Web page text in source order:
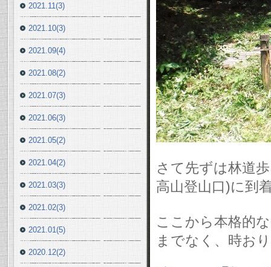
さて先ずは林道
高山登山口)に到
ここから本格的
までなく、時お
2021.11(3)
2021.10(3)
2021.09(4)
2021.08(2)
2021.07(3)
2021.06(3)
2021.05(2)
2021.04(2)
2021.03(3)
2021.02(3)
2021.01(5)
2020.12(2)